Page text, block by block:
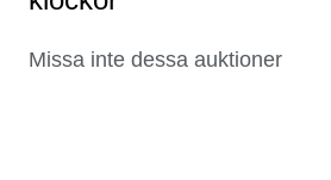
Missa inte dessa auktioner